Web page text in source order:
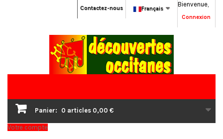
Bienvenue,
Connexion
Français
Contactez-nous
Panier: 0 articles 0,00 €
Votre compte